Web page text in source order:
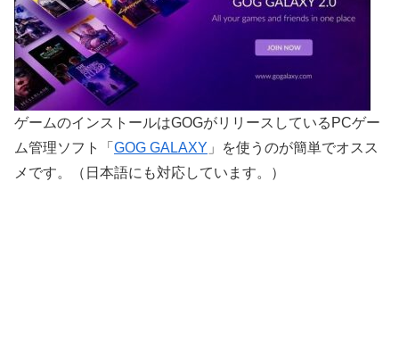
ゲームのインストールはGOGがリリースしているPCゲー
ム管理ソフト「 GOG GALAXY 」を使うのが簡単でオスス
メです。（日本語にも対応しています。）